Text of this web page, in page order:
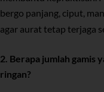
bergo panjang, ciput,
agar aurat tetap terjaga
2. Berapa jumlah gamis
ringan?